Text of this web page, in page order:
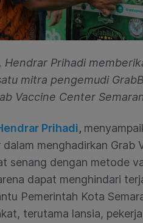
Hendrar Prihadi
mitra pengemudi
Vaccine Center
Prihadi,
menghadirkan Grab
senang dengan metode
dapat menghindari
Pemerintah Kota
terutama lansia,